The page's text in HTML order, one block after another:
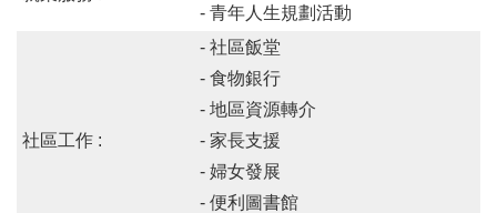
- 青年人生規劃活動
社區工作 :
- 社區飯堂
- 食物銀行
- 地區資源轉介
- 家長支援
- 婦女發展
- 便利圖書館